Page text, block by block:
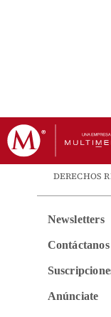
DERECHOS
Newsletters
Contáctanos
Anúnciate